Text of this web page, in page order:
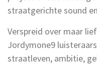
straatgerichte sound
Verspreid over maar
Jordymone9
straatleven, ambitie,